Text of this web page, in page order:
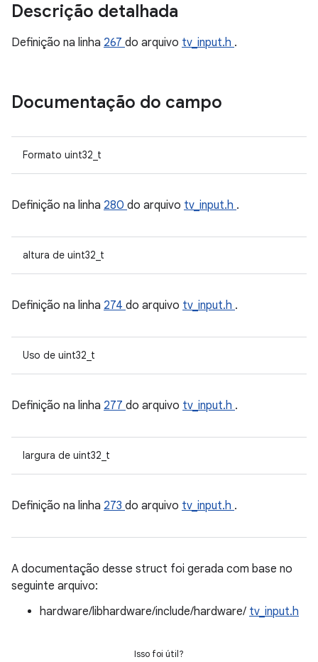
Descrição detalhada
Definição na linha 267 do arquivo tv_input.h .
Documentação do campo
Formato uint32_t
Definição na linha 280 do arquivo tv_input.h .
altura de uint32_t
Definição na linha 274 do arquivo tv_input.h .
Uso de uint32_t
Definição na linha 277 do arquivo tv_input.h .
largura de uint32_t
Definição na linha 273 do arquivo tv_input.h .
A documentação desse struct foi gerada com base no
seguinte arquivo:
hardware/libhardware/include/hardware/ tv_input.h
Isso foi útil?